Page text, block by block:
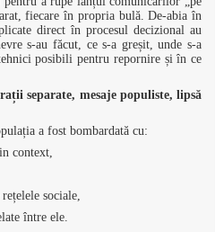
fiecare în propria bulă. De-abia în
direct în procesul decizional au
s-au făcut, ce s-a greșit, unde s-a
posibili pentru repornire și în ce
separate, mesaje populiste, lipsă
a fost bombardată cu:
context,
sociale,
între ele.